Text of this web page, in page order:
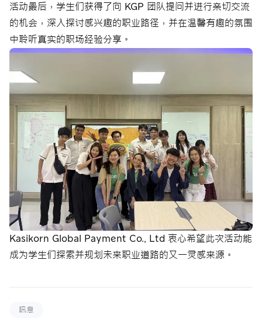
活动最后，学生们获得了向 KGP 团队提问并进行亲切交流
的机会，深入探讨感兴趣的职业路径，并在温馨有趣的氛围
中聆听真实的职场经验分享。
Kasikorn Global Payment Co., Ltd 衷心希望此次活动能
成为学生们探索并规划未来职业道路的又一灵感来源。
訊息